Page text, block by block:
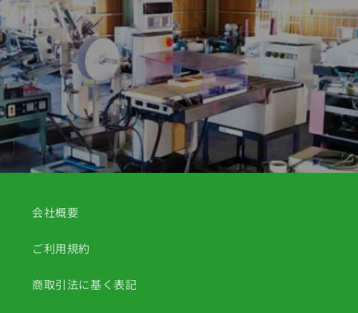
会社概要
ご利用規約
商取引法に基く表記